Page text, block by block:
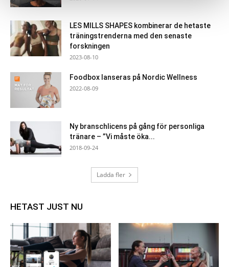
LES MILLS SHAPES kombinerar de hetaste
träningstrenderna med den senaste
forskningen
2023-08-10
Foodbox lanseras på Nordic Wellness
2022-08-09
Ny branschlicens på gång för personliga
tränare – ”Vi måste öka...
2018-09-24
Ladda fler
HETAST JUST NU